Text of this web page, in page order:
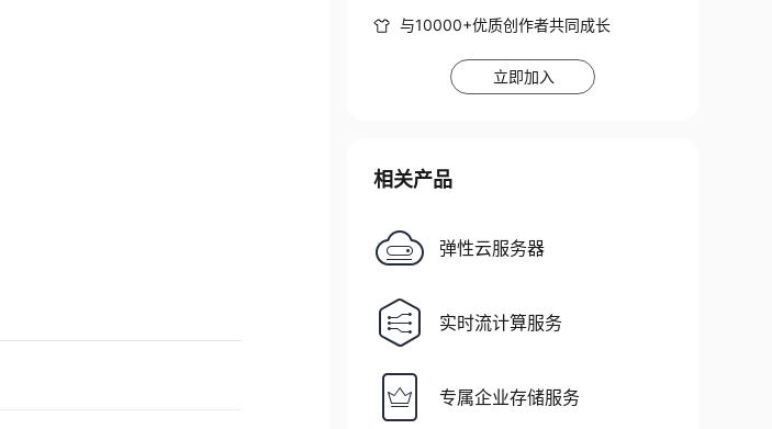
与10000+优质创作者共同成长
立即加入
相关产品
弹性云服务器
实时流计算服务
专属企业存储服务